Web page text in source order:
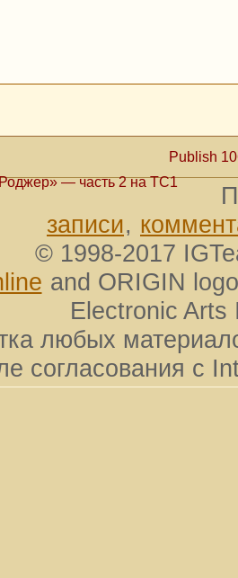
Publish
— часть 2 на TC1
записи,
© 1998-2017
and ORIGIN
Electronic Arts
любых
согласования с